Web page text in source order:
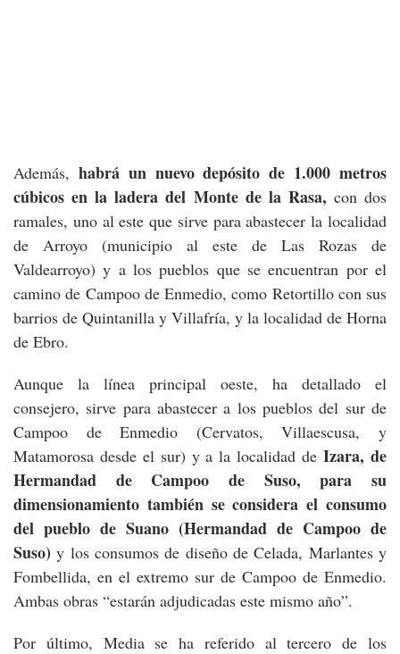
Además, habrá un nuevo depósito de 1.000 metros
cúbicos en la ladera del Monte de la Rasa, con dos
ramales, uno al este que sirve para abastecer la localidad
de Arroyo (municipio al este de Las Rozas de
Valdearroyo) y a los pueblos que se encuentran por el
camino de Campoo de Enmedio, como Retortillo con sus
barrios de Quintanilla y Villafría, y la localidad de Horna
de Ebro.
Aunque la línea principal oeste, ha detallado el
consejero, sirve para abastecer a los pueblos del sur de
Campoo de Enmedio (Cervatos, Villaescusa, y
Matamorosa desde el sur) y a la localidad deIzara, de
Hermandad de Campoo de Suso, para su
dimensionamiento también se considera el consumo
del pueblo de Suano (Hermandad de Campoo de
Suso) y los consumos de diseño de Celada, Marlantes y
Fombellida, en el extremo sur de Campoo de Enmedio.
Ambas obras “estarán adjudicadas este mismo año”.
Por último, Media se ha referido al tercero de los